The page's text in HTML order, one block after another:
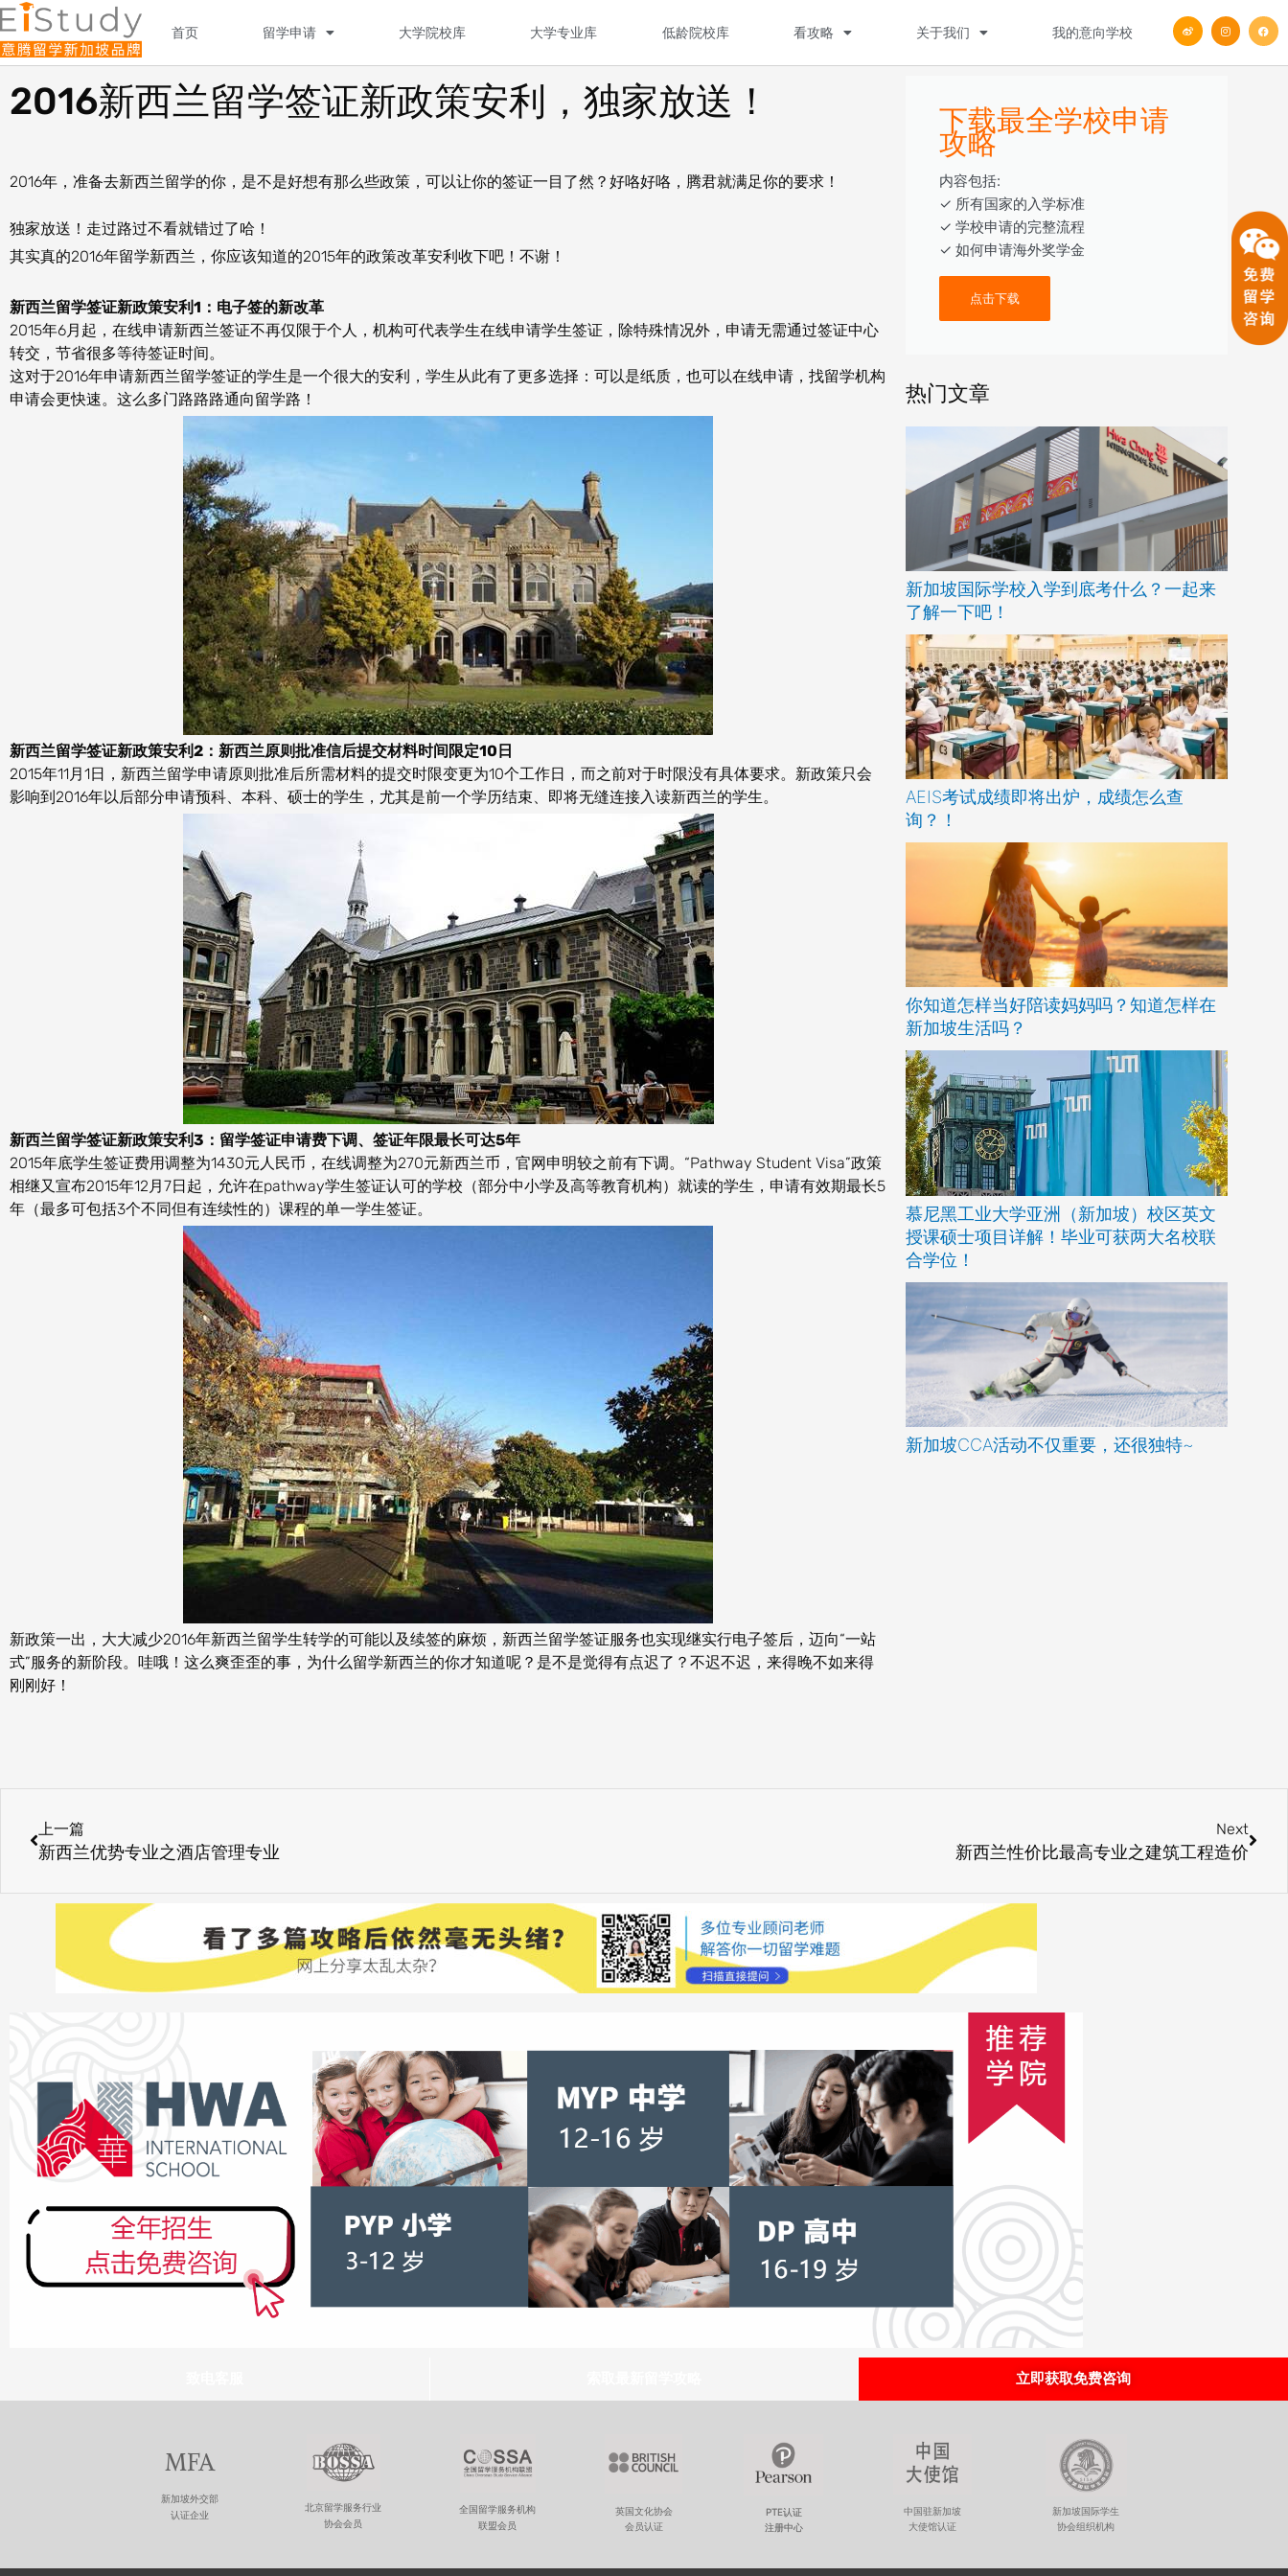
Skip
to
content
首页 留学申请 大学院校库 大学专业库 低龄院校库 看攻略 关于我们 我的意向学校
W
e
o
I
n
a
F
a
b
2016新西兰留学签证新政策安利，独家放送！
2016年，准备去新西兰留学的你，是不是好想有那么些政策，可以让你的签证一目了然？好咯好咯，腾君就满足你的要求！
独家放送！走过路过不看就错过了哈！
其实真的2016年留学新西兰，你应该知道的2015年的政策改革安利收下吧！不谢！
新西兰留学签证新政策安利1：电子签的新改革
2015年6月起，在线申请新西兰签证不再仅限于个人，机构可代表学生在线申请学生签证，除特殊情况外，申请无需通过签证中心
转交，节省很多等待签证时间。
这对于2016年申请新西兰留学签证的学生是一个很大的安利，学生从此有了更多选择：可以是纸质，也可以在线申请，找留学机构
申请会更快速。这么多门路路路通向留学路！
新西兰留学签证新政策安利2：新西兰原则批准信后提交材料时间限定10日
2015年11月1日，新西兰留学申请原则批准后所需材料的提交时限变更为10个工作日，而之前对于时限没有具体要求。新政策只会
影响到2016年以后部分申请预科、本科、硕士的学生，尤其是前一个学历结束、即将无缝连接入读新西兰的学生。
新西兰留学签证新政策安利3：留学签证申请费下调、签证年限最长可达5年
2015年底学生签证费用调整为1430元人民币，在线调整为270元新西兰币，官网申明较之前有下调。“Pathway Student Visa”政策
相继又宣布2015年12月7日起，允许在pathway学生签证认可的学校（部分中小学及高等教育机构）就读的学生，申请有效期最长5
年（最多可包括3个不同但有连续性的）课程的单一学生签证。
新政策一出，大大减少2016年新西兰留学生转学的可能以及续签的麻烦，新西兰留学签证服务也实现继实行电子签后，迈向“一站
式”服务的新阶段。哇哦！这么爽歪歪的事，为什么留学新西兰的你才知道呢？是不是觉得有点迟了？不迟不迟，来得晚不如来得
刚刚好！
下载最全学校申请
攻略
内容包括:
‎‏‏‎‎‏‏‎‎‏✓ ‎所有国家的入学标准
✓ 学校申请的完整流程
✓ 如何申请海外奖学金
点击下载
热门文章
新加坡国际学校入学到底考什么？一起来
了解一下吧！
AEIS考试成绩即将出炉，成绩怎么查
询？！
你知道怎样当好陪读妈妈吗？知道怎样在
新加坡生活吗？
慕尼黑工业大学亚洲（新加坡）校区英文
授课硕士项目详解！毕业可获两大名校联
合学位！
新加坡CCA活动不仅重要，还很独特~
上一篇
新西兰优势专业之酒店管理专业
Next
新西兰性价比最高专业之建筑工程造价
立即获取免费咨询
MFA
新加坡外交部
认证企业
北京留学服务行业
协会会员
全国留学服务机构
联盟会员
英国文化协会
会员认证
PTE认证
注册中心
中国驻新加坡
大使馆认证
新加坡国际学生
协会组织机构